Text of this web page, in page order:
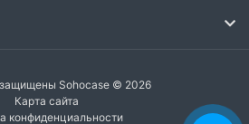
Sohocase © 2026
Карта сайта
конфиденциальности